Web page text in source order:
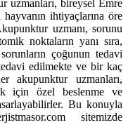
uzmanları, bireysel Emre
ihtiyaçlarına öre
uzmanı, sorunu
noktaların yanı sıra,
çoğunun tedavi
tedavi edilmekte ve bir kaç
akupunktur uzmanları,
için özel beslenme ve
Bu konuyla
sitemizde